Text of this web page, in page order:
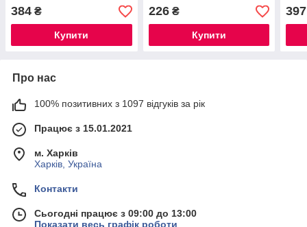
384 ₴
Купити
226₴
Купити
397
Про нас
100% позитивних з 1097 відгуків за рік
Працює з 15.01.2021
м. Харків
Харків, Україна
Контакти
Сьогодні працює з 09:00 до 13:00
Показати весь графік роботи